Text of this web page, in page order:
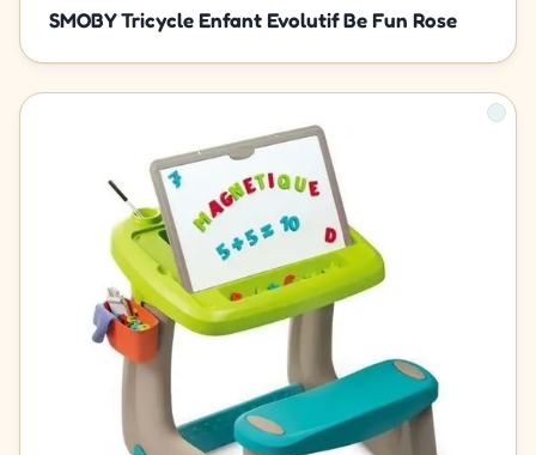
SMOBY Tricycle Enfant Evolutif Be Fun Rose